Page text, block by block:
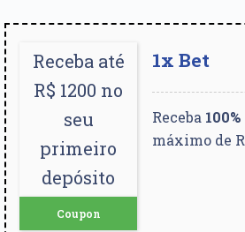
Receba até
R$ 1200 no
seu
primeiro
depósito
Coupon
1x Bet
Receba 100%
máximo de